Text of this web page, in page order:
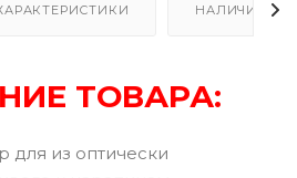
НАЛИЧИЕ В
ТОВАРА:
для из оптически